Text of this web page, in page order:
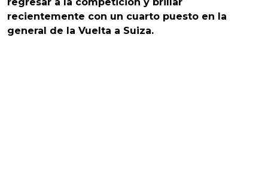
recientemente con un cuarto puesto en la
general de la Vuelta a Suiza.